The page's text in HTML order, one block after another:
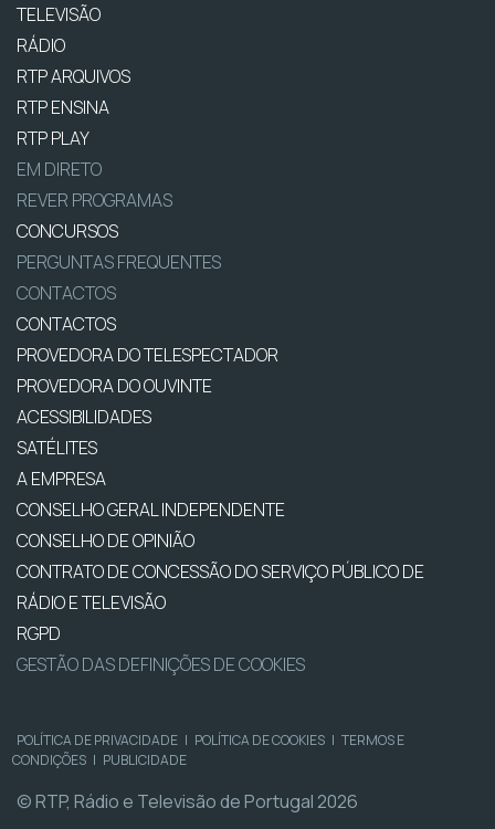
TELEVISÃO
RÁDIO
RTP ARQUIVOS
RTP ENSINA
RTP PLAY
EM DIRETO
REVER PROGRAMAS
CONCURSOS
PERGUNTAS FREQUENTES
CONTACTOS
CONTACTOS
PROVEDORA DO TELESPECTADOR
PROVEDORA DO OUVINTE
ACESSIBILIDADES
SATÉLITES
A EMPRESA
CONSELHO GERAL INDEPENDENTE
CONSELHO DE OPINIÃO
CONTRATO DE CONCESSÃO DO SERVIÇO PÚBLICO DE
RÁDIO E TELEVISÃO
RGPD
GESTÃO DAS DEFINIÇÕES DE COOKIES
POLÍTICA DE PRIVACIDADE | POLÍTICA DE COOKIES | TERMOS E
CONDIÇÕES | PUBLICIDADE
© RTP, Rádio e Televisão de Portugal 2026